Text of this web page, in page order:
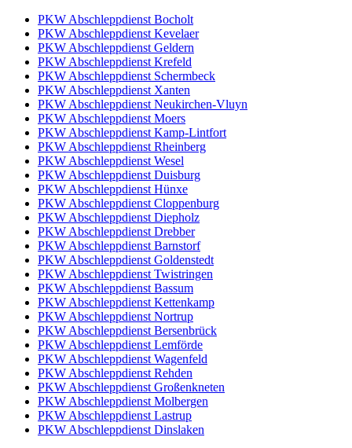
PKW Abschleppdienst Bocholt
PKW Abschleppdienst Kevelaer
PKW Abschleppdienst Geldern
PKW Abschleppdienst Krefeld
PKW Abschleppdienst Schermbeck
PKW Abschleppdienst Xanten
PKW Abschleppdienst Neukirchen-Vluyn
PKW Abschleppdienst Moers
PKW Abschleppdienst Kamp-Lintfort
PKW Abschleppdienst Rheinberg
PKW Abschleppdienst Wesel
PKW Abschleppdienst Duisburg
PKW Abschleppdienst Hünxe
PKW Abschleppdienst Cloppenburg
PKW Abschleppdienst Diepholz
PKW Abschleppdienst Drebber
PKW Abschleppdienst Barnstorf
PKW Abschleppdienst Goldenstedt
PKW Abschleppdienst Twistringen
PKW Abschleppdienst Bassum
PKW Abschleppdienst Kettenkamp
PKW Abschleppdienst Nortrup
PKW Abschleppdienst Bersenbrück
PKW Abschleppdienst Lemförde
PKW Abschleppdienst Wagenfeld
PKW Abschleppdienst Rehden
PKW Abschleppdienst Großenkneten
PKW Abschleppdienst Molbergen
PKW Abschleppdienst Lastrup
PKW Abschleppdienst Dinslaken